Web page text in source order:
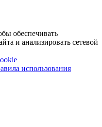
обеспечивать
и анализировать сетевой
использования